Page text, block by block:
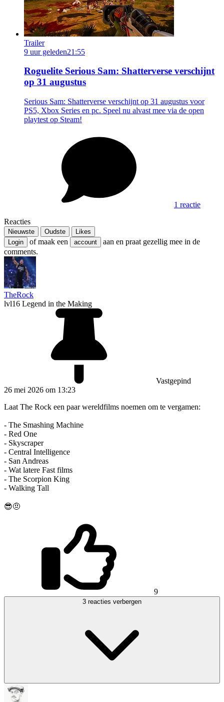
Trailer
9 uur geleden21:55
Roguelite Serious Sam: Shatterverse verschijnt
op 31 augustus
Serious Sam: Shatterverse verschijnt op 31 augustus voor
PS5, Xbox Series en pc. Speel nu alvast mee via de open
playtest op Steam!
1 reactie
Reacties
Nieuwste Oudste
Likes
Login
of maak een account
aan en praat gezellig mee in de
comments.
TheRock
lvl16 Legend in the Making
Vastgepind
26 mei 2026 om 13:23
Laat The Rock een paar wereldfilms noemen om te vergamen:
- The Smashing Machine
- Red One
- Skyscraper
- Central Intelligence
- San Andreas
- Wat latere Fast films
- The Scorpion King
- Walking Tall
😎🤨
9
3 reacties verbergen